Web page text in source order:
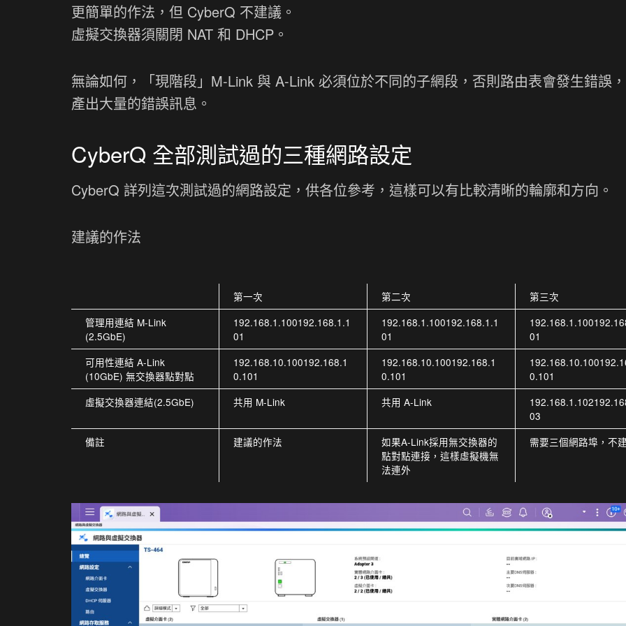
更簡單的作法，但 CyberQ 不建議。
虛擬交換器須關閉 NAT 和 DHCP。
無論如何，「現階段」M-Link 與 A-Link 必須位於不同的子網段，否則路由表會發生錯誤
產出大量的錯誤訊息。
CyberQ 全部測試過的三種網路設定
CyberQ 詳列這次測試過的網路設定，供各位參考，這樣可以有比較清晰的輪廓和方向。
建議的作法
第一次 第二次
第三次
管理用連結 M-Link
(2.5GbE)
192.168.1.100192.168.1.1
01
192.168.1.100192.168.1.1
01
01
可用性連結 A-Link
(10GbE) 無交換器點對點
192.168.10.100192.168.1
0.101
192.168.10.100192.168.1
0.101
0.101
虛擬交換器連結(2.5GbE)
共用 M-Link 共用 A-Link
03
備註
建議的作法
如果A-Link採用無交換器的
點對點連接，這樣虛擬機無
法連外
需要三個網路埠，不